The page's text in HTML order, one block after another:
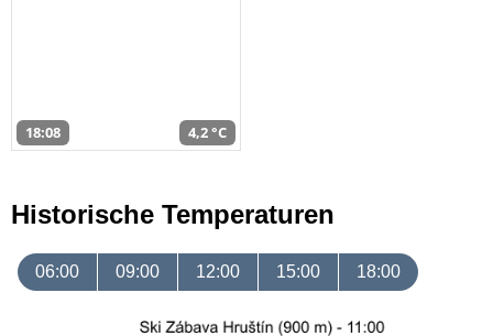
18:08 4,2 °C
Historische Temperaturen
06:00 09:00 12:00 15:00 18:00